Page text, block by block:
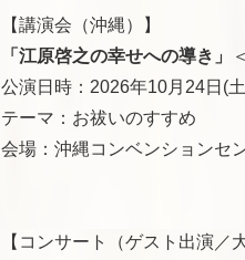
【講演会（沖縄）】
「江原啓之の幸せへの導き」
公演日時：2026年10月24日
テーマ：お祓いのすすめ
会場：沖縄コンベンション
【コンサート（ゲスト出演／